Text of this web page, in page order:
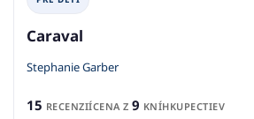
Caraval
Stephanie Garber
15 RECENZIÍCENA Z 9 KNÍHKUPECTIEV